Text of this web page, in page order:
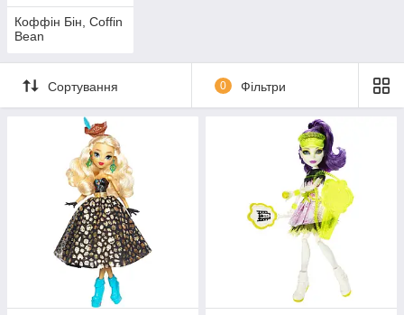
Коффін Бін, Coffin
Bean
Сортування 0 Фільтри